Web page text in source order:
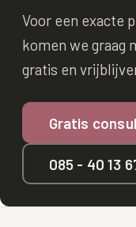
Voor een exacte
komen we graag
gratis en
Gratis
085 - 40 13